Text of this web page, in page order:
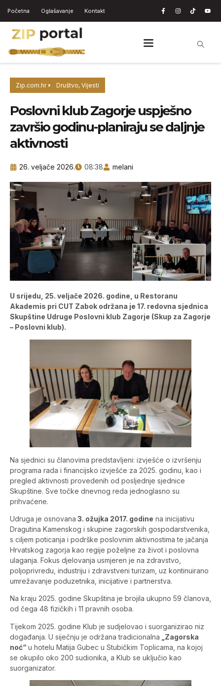
Početna Oglašavanje Kontakt
Zip.com.hr Društvo, Vijesti
Poslovni klub Zagorje uspješno
završio godinu-planiraju se daljnje
aktivnosti
26. veljače 2026. 08:38 melani
U srijedu, 25. veljače 2026. godine, u Restoranu
Akademis pri CUT Zabok održana je 17. redovna sjednica
Skupštine Udruge Poslovni klub Zagorje (Skup za Zagorje
– Poslovni klub).
Na sjednici su članovima predstavljeni: izvješće o izvršenju
programa rada i financijsko izvješće za 2025. godinu, kao i
pregled aktivnosti provedenih od posljednje sjednice
Skupštine. Sve točke dnevnog reda jednoglasno su
prihvaćene.
Udruga je osnovana 3. ožujka 2017. godine na inicijativu
Dragutina Kamenskog i skupine zagorskih gospodarstvenika,
s ciljem poticanja i podrške poslovnim aktivnostima te jačanja
Hrvatskog zagorja kao regije poželjne za život i poslovna
ulaganja. Fokus djelovanja usmjeren je na zdravstvo,
poljoprivredu, industriju i zdravstveni turizam, uz kontinuirano
umrežavanje poduzetnika, inicijative i partnerstva.
Na kraju 2025. godine Skupština je brojila ukupno 59 članova,
od čega 48 fizičkih i 11 pravnih osoba.
Tijekom 2025. godine Klub je sudjelovao i suorganizirao niz
događanja. U siječnju je održana tradicionalna „Zagorska
noć“ u hotelu Matija Gubec u Stubičkim Toplicama, na kojoj
se okupilo oko 200 sudionika, a Klub se uključio kao
suorganizator.